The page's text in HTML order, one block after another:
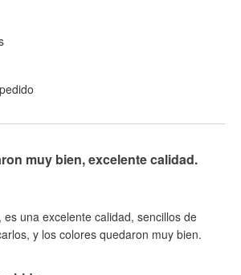
muy bien, excelente calidad.
una excelente calidad, sencillos de
y los colores quedaron muy bien.